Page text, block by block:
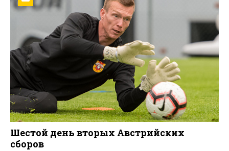
Шестой день вторых Австрийских
сборов